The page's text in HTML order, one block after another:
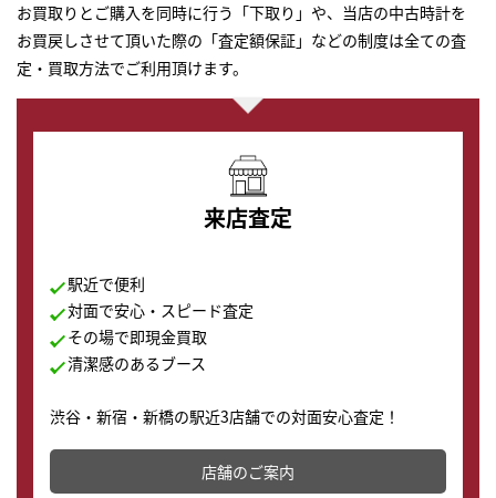
お買取りとご購入を同時に行う「下取り」や、当店の中古時計を
お買戻しさせて頂いた際の「査定額保証」などの制度は全ての査
定・買取方法でご利用頂けます。
来店査定
駅近で便利
対面で安心・スピード査定
その場で即現金買取
清潔感のあるブース
渋谷・新宿・新橋の駅近3店舗での対面安心査定！
その場で現金買取致します。渋谷本店では、時計販売の
店舗を併設しており、下取りに出してお得に新しい時計
店舗のご案内